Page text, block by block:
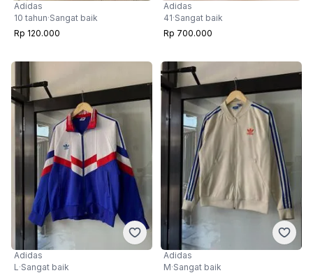
Adidas
10 tahun·Sangat baik
Rp 120.000
Adidas
41·Sangat baik
Rp 700.000
Adidas
L ·Sangat baik
Adidas
M·Sangat baik